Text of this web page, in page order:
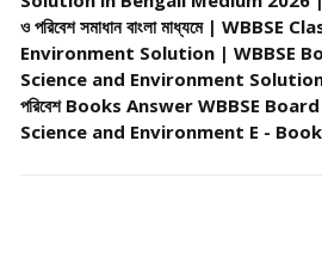
ও পরিবেশ সমাধান বাংলা মাধ্যমে |
Environment Solution | WBBSE
Science and Environment Solution |
পরিবেশ Books Answer WBBSE
Science and Environment E -